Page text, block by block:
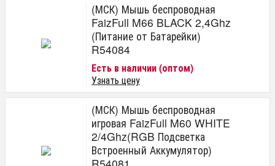
(МСК) Мышь беспроводная
FaizFull M66 BLACK 2,4Ghz
(Питание от Батарейки)
R54084
Есть в наличии (оптом)
Узнать цену
(МСК) Мышь беспроводная
игровая FaizFull M60 WHITE
2/4Ghz(RGB Подсветка
Встроенный Аккумулятор)